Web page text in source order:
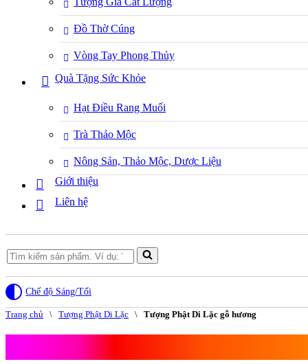
Đồ Thờ Cúng
Vòng Tay Phong Thủy
Quà Tặng Sức Khỏe
Hạt Điều Rang Muối
Trà Thảo Mộc
Nông Sản, Thảo Mộc, Dược Liệu
Giới thiệu
Liên hệ
Search
for...
Chế độ Sáng/Tối
Trang chủ \ Tượng Phật Di Lặc \ Tượng Phật Di Lặc gỗ hương